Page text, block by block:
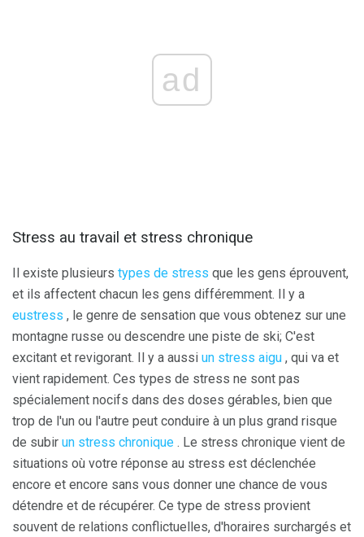
ad
Stress au travail et stress chronique
Il existe plusieurs types de stress que les gens éprouvent,
et ils affectent chacun les gens différemment. Il y a
eustress , le genre de sensation que vous obtenez sur une
montagne russe ou descendre une piste de ski; C'est
excitant et revigorant. Il y a aussi un stress aigu , qui va et
vient rapidement. Ces types de stress ne sont pas
spécialement nocifs dans des doses gérables, bien que
trop de l'un ou l'autre peut conduire à un plus grand risque
de subir un stress chronique . Le stress chronique vient de
situations où votre réponse au stress est déclenchée
encore et encore sans vous donner une chance de vous
détendre et de récupérer. Ce type de stress provient
souvent de relations conflictuelles, d'horaires surchargés et